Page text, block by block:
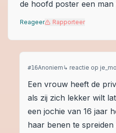
de hoofd poster een man
Reageer Rapporteer
#16Anoniem ↳ reactie op
Een vrouw heeft de
als zij zich lekker wilt
een jochie van 16 jaar
haar benen te